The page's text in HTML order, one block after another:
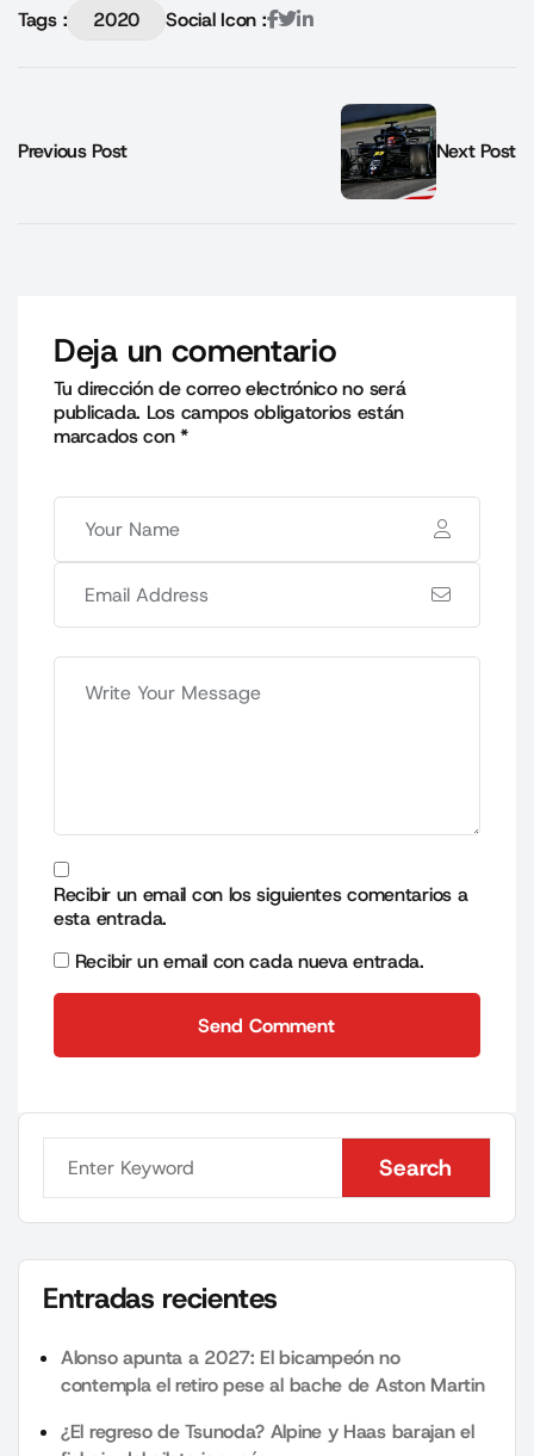
Tags : 2020 Social Icon :
Previous Post Next Post
Deja un comentario
Tu dirección de correo electrónico no será
publicada. Los campos obligatorios están
marcados con*
Recibir un email con los siguientes comentarios a
esta entrada.
Recibir un email con cada nueva entrada.
Send Comment
Search
Search
Entradas recientes
Alonso apunta a 2027: El bicampeón no
contempla el retiro pese al bache de Aston Martin
¿El regreso de Tsunoda? Alpine y Haas barajan el